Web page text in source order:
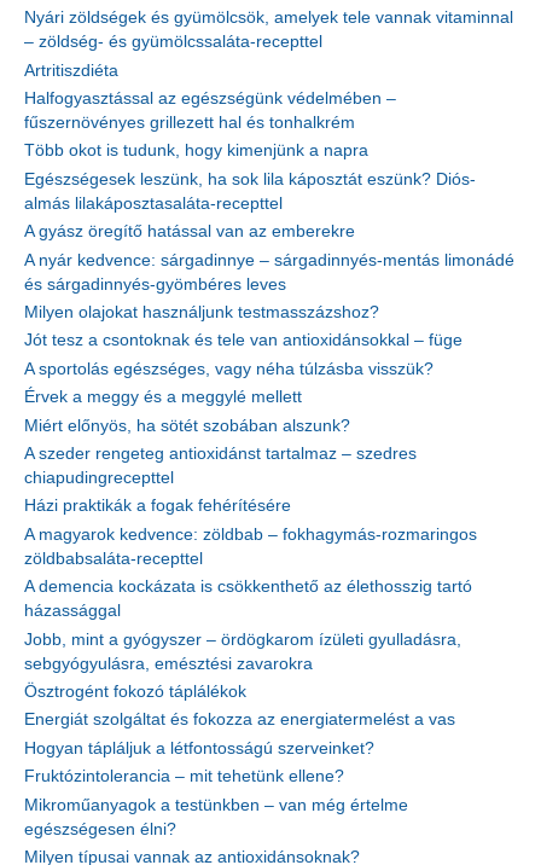
Nyári zöldségek és gyümölcsök, amelyek tele vannak vitaminnal
– zöldség- és gyümölcssaláta-recepttel
Artritiszdiéta
Halfogyasztással az egészségünk védelmében –
fűszernövényes grillezett hal és tonhalkrém
Több okot is tudunk, hogy kimenjünk a napra
Egészségesek leszünk, ha sok lila káposztát eszünk? Diós-
almás lilakáposztasaláta-recepttel
A gyász öregítő hatással van az emberekre
A nyár kedvence: sárgadinnye – sárgadinnyés-mentás limonádé
és sárgadinnyés-gyömbéres leves
Milyen olajokat használjunk testmasszázshoz?
Jót tesz a csontoknak és tele van antioxidánsokkal – füge
A sportolás egészséges, vagy néha túlzásba visszük?
Érvek a meggy és a meggylé mellett
Miért előnyös, ha sötét szobában alszunk?
A szeder rengeteg antioxidánst tartalmaz – szedres
chiapudingrecepttel
Házi praktikák a fogak fehérítésére
A magyarok kedvence: zöldbab – fokhagymás-rozmaringos
zöldbabsaláta-recepttel
A demencia kockázata is csökkenthető az élethosszig tartó
házassággal
Jobb, mint a gyógyszer – ördögkarom ízületi gyulladásra,
sebgyógyulásra, emésztési zavarokra
Ösztrogént fokozó táplálékok
Energiát szolgáltat és fokozza az energiatermelést a vas
Hogyan tápláljuk a létfontosságú szerveinket?
Fruktózintolerancia – mit tehetünk ellene?
Mikroműanyagok a testünkben – van még értelme
egészségesen élni?
Milyen típusai vannak az antioxidánsoknak?